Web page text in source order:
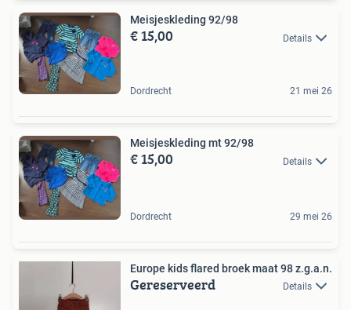
Meisjeskleding 92/98
€ 15,00 Details
Dordrecht 21 mei 26
Meisjeskleding mt 92/98
€ 15,00 Details
Dordrecht 29 mei 26
Europe kids flared broek maat 98 z.g.a.n.
Gereserveerd Details